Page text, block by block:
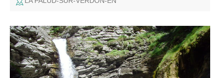
Waterfall located 20 minutes from the village. Family
outing.